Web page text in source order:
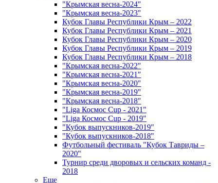
"Крымская весна-2024"
"Крымская весна-2023"
Кубок Главы Республики Крым – 2022
Кубок Главы Республики Крым – 2021
Кубок Главы Республики Крым – 2020
Кубок Главы Республики Крым – 2019
Кубок Главы Республики Крым – 2018
"Крымская весна-2022"
"Крымская весна-2021"
"Крымская весна-2020"
"Крымская весна-2019"
"Крымская весна-2018"
"Liga Космос Cup - 2021"
"Liga Космос Cup - 2019"
"Кубок выпускников-2019"
"Кубок выпускников-2018"
Футбольный фестиваль "Кубок Тавриды –
2020"
Турнир среди дворовых и сельских команд -
2018
Еще